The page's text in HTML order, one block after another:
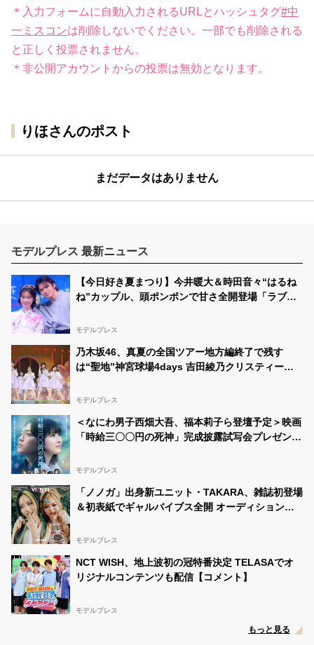
＊入力フォームに自動入力されるURLとハッシュタグ#中
一ミスコンは削除しないでください。一部でも削除される
と正しく投票されません。
＊非公開アカウントからの投票は無効となります。
りほさんのポスト
まだデータはありません
モデルプレス 最新ニュース
【今日好き夏まつり】今井暖大＆時田音々“はるね
ね”カップル、頭ポンポンで甘さ全開登場「ラブラ
モデルプレス
乃木坂46、真夏の全国ツアー地方編終了で残す
は“聖地”神宮球場4days 吉田綾乃クリスティー卒
モデルプレス
＜なにわ男子西畑大吾、福本莉子ら登壇予定＞映画
「時給三〇〇円の死神」完成披露試写会プレゼント
モデルプレス
「ノノガ」出身新ユニット・TAKARA、雑誌初登場
＆初表紙でギャルバイブス全開 オーディション後
モデルプレス
NCT WISH、地上波初の冠特番決定 TELASAでオ
リジナルコンテンツも配信【コメント】
モデルプレス
もっと見る